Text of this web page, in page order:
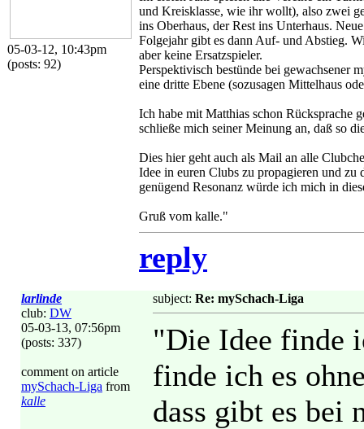
05-03-12, 10:43pm
(posts: 92)
und Kreisklasse, wie ihr wollt), also zwei
ins Oberhaus, der Rest ins Unterhaus.
Folgejahr gibt es dann Auf- und Abstieg.
aber keine Ersatzspieler.
Perspektivisch bestünde bei gewachsener
eine dritte Ebene (sozusagen Mittelhaus
Ich habe mit Matthias schon Rücksprache
schließe mich seiner Meinung an, daß so
Dies hier geht auch als Mail an alle
Idee in euren Clubs zu propagieren und
genügend Resonanz würde ich mich in
Gruß vom kalle."
reply
larlinde
club: DW
05-03-13, 07:56pm
(posts: 337)
comment on article
mySchach-Liga from
kalle
subject: Re: mySchach-Liga
"Die Idee finde
finde ich es
dass gibt es bei